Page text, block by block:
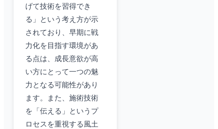
げて技術を習得でき
る」という考え方が示
されており、早期に戦
力化を目指す環境があ
る点は、成長意欲が高
い方にとって一つの魅
力となる可能性があり
ます。また、施術技術
を「伝える」というプ
ロセスを重視する風土